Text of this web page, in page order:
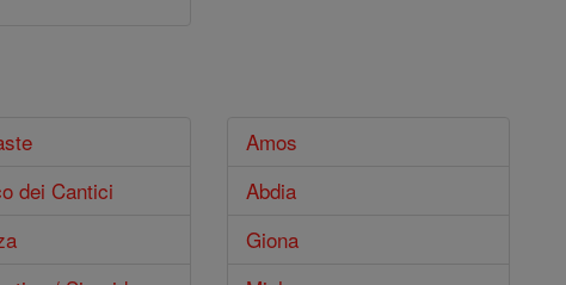
dei Cantici
Amos
Abdia
Giona